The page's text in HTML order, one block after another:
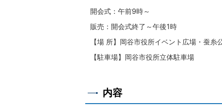
開会式：午前9時～
販売：開会式終了～午後1時
【場 所】岡谷市役所イベント広場・蚕糸
【駐車場】岡谷市役所立体駐車場
内容